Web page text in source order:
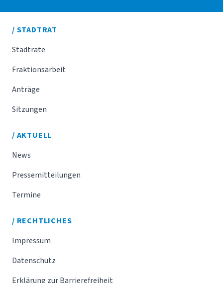
/ STADTRAT
Stadträte
Fraktionsarbeit
Anträge
Sitzungen
/ AKTUELL
News
Pressemitteilungen
Termine
/ RECHTLICHES
Impressum
Datenschutz
Erklärung zur Barrierefreiheit